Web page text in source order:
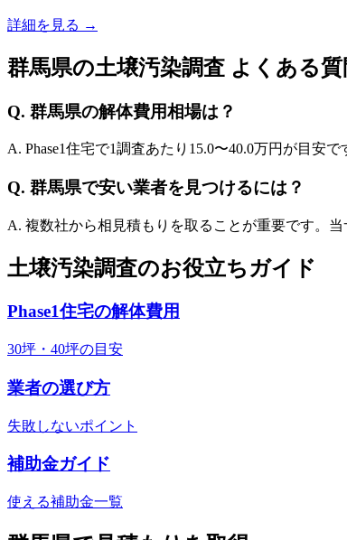
詳細を見る →
群馬県の土壌汚染調査 よくある質
Q. 群馬県の解体費用相場は？
A. Phase1住宅で1調査あたり 15.0〜40.0万円が目安で
Q. 群馬県で安い業者を見つけるには？
A. 複数社から相見積もりを取ることが重要です。
土壌汚染調査のお役立ちガイド
Phase1住宅の解体費用
30坪・40坪の目安
業者の選び方
失敗しないポイント
補助金ガイド
使える補助金一覧